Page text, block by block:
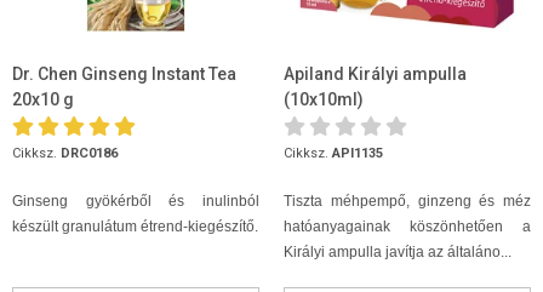
Dr. Chen Ginseng Instant Tea
20x10 g
Cikksz. DRC0186
Ginseng gyökérből és inulinból
készült granulátum étrend-kiegészítő.
Apiland Királyi ampulla
(10x10ml)
Cikksz.API1135
Tiszta méhpempő, ginzeng és méz
hatóanyagainak köszönhetően a
Királyi ampulla javítja az általáno...